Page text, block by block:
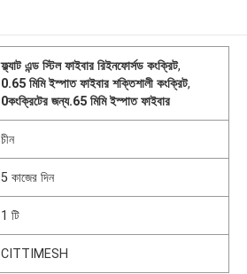
ফ্ল্যাট এন্ড স্টিল ফাইবার রিইনফোর্সড কংক্রিট,
0.65 মিমি ইস্পাত ফাইবার শক্তিশালী কংক্রিট,
0কংক্রিটের জন্য.65 মিমি ইস্পাত ফাইবার
চীন
5 কাজের দিন
1 টি
CITTIMESH